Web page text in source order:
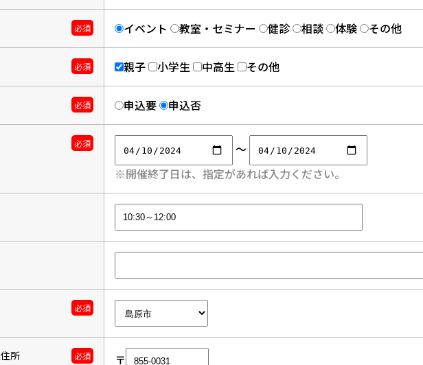
必須 イベント 教室・セミナー 健診 相談 体験 その他
必須 親子 小学生 中高生 その他
必須 申込要 申込否
必須
～
※開催終了日は、指定があれば入力ください。
必須
所 必須
〒